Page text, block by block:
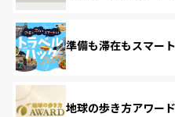
準備も滞在もスマー
地球の歩き方アワー